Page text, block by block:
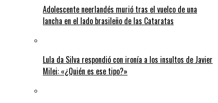
Adolescente neerlandés murió tras el vuelco de una
lancha en el lado brasileño de las Cataratas
Lula da Silva respondió con ironía a los insultos de Javier
Milei: «¿Quién es ese tipo?»